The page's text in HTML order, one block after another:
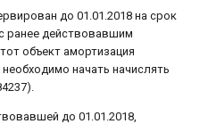
до 01.01.2018 на срок
ранее действовавшим
объект амортизация
начать начислять
до 01.01.2018,